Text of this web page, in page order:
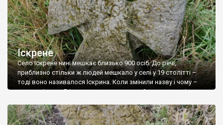
Іскрене
Село Іскрене нині мешкає близько 900 осіб. До речі,
приблизно стільки ж людей мешкало у селі у 19 столітті –
тоді воно називалося Іскрина. Коли змінили назву і чому –
нам не відомо. В Іскреному є старовинний цвинтар – він
Голодомору. Він настільки густо заріс бузком, що пройти […]